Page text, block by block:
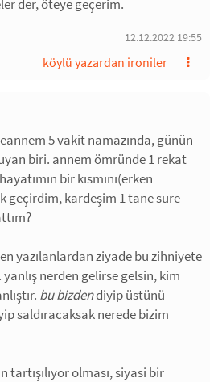
der, öteye geçerim.
12.12.2022 19:55
köylü yazardan ironiler
5 vakit namazında, günün
biri. annem ömründe 1 rekat
bir kısmını(erken
geçirdim, kardeşim 1 tane sure
yazılanlardan ziyade bu zihniyete
nerden gelirse gelsin, kim
bu bizdendiyip üstünü
saldıracaksak nerede bizim
tartışılıyor olması, siyasi bir